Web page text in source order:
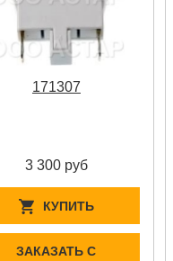
171307
3 300 руб
КУПИТЬ
ЗАКАЗАТЬ С